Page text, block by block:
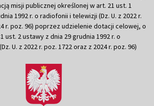
misji publicznej określonej w art. 21 ust. 1
1992 r. o radiofonii i telewizji (Dz. U. z 2022 r.
r. poz. 96) poprzez udzielenie dotacji celowej, o
ust. 2 ustawy z dnia 29 grudnia 1992 r. o
U. z 2022 r. poz. 1722 oraz z 2024 r. poz. 96)